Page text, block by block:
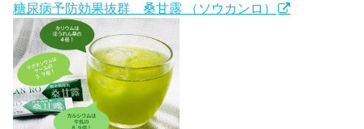
糖尿病予防効果抜群 桑甘露 （ソウカンロ）